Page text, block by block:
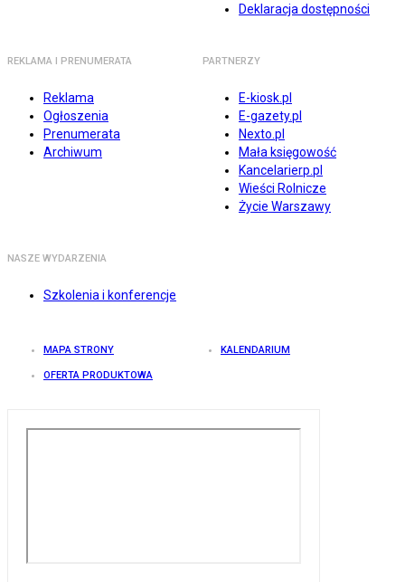
Deklaracja dostępności
REKLAMA I PRENUMERATA
Reklama
Ogłoszenia
Prenumerata
Archiwum
PARTNERZY
E-kiosk.pl
E-gazety.pl
Nexto.pl
Mała księgowość
Kancelarierp.pl
Wieści Rolnicze
Życie Warszawy
NASZE WYDARZENIA
Szkolenia i konferencje
MAPA STRONY KALENDARIUM
OFERTA PRODUKTOWA